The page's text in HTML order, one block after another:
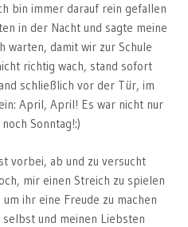
bin immer darauf rein gefallen
in der Nacht und sagte meine
warten, damit wir zur Schule
richtig wach, stand sofort
schließlich vor der Tür, im
April, April! Es war nicht nur
Sonntag!:)
vorbei, ab und zu versucht
mir einen Streich zu spielen
ihr eine Freude zu machen
und meinen Liebsten